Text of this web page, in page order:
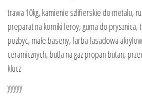
trawa 10kg, kamienie szlifierskie do metalu,
preparat na korniki leroy, guma do prysznica,
pozbyc, małe baseny, farba fasadowa
ceramicznych, butla na gaz propan butan,
klucz
yyyyy